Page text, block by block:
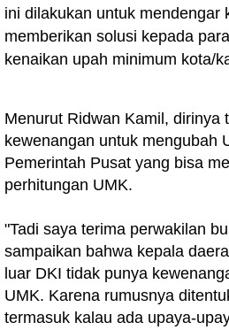
ini dilakukan untuk mendengar
memberikan solusi kepada
kenaikan upah minimum kota/
Menurut Ridwan Kamil, dirinya
kewenangan untuk mengubah
Pemerintah Pusat yang bisa
perhitungan UMK.
"Tadi saya terima perwakilan
sampaikan bahwa kepala
luar DKI tidak punya
UMK. Karena rumusnya
termasuk kalau ada upaya-